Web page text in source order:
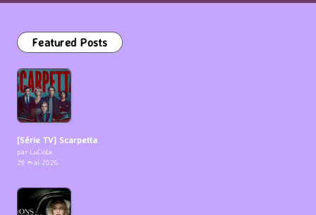
Featured Posts
[Série TV] Scarpetta
par LuCioLe
29 mai 2026